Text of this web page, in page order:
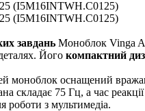
(I5M16INTWH.C0125)
(I5M16INTWH.C0125)
завдань Моноблок Vinga
Його компактний
моноблок оснащений
складає 75 Гц, а час
роботи з мультимедіа.